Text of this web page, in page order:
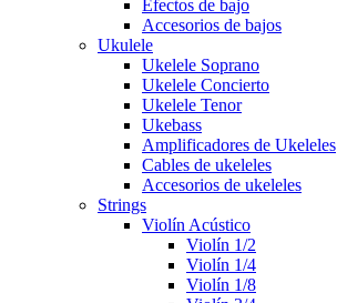
Efectos de bajo
Accesorios de bajos
Ukulele
Ukelele Soprano
Ukelele Concierto
Ukelele Tenor
Ukebass
Amplificadores de Ukeleles
Cables de ukeleles
Accesorios de ukeleles
Strings
Violín Acústico
Violín 1/2
Violín 1/4
Violín 1/8